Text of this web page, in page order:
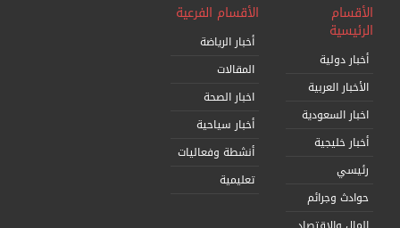
الأقسام
الرئيسية
أخبار دولية
الأخبار العربية
اخبار السعودية
أخبار خليجية
رئيسي
حوادث وجرائم
الأقسام الفرعية
أخبار الرياضة
المقالات
اخبار الصحة
أخبار سياحية
أنشطة وفعاليات
تعليمية